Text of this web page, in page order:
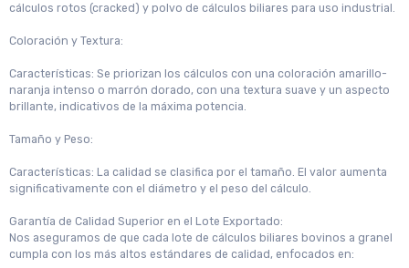
cálculos rotos (cracked) y polvo de cálculos biliares para uso industrial.
Coloración y Textura:
Características: Se priorizan los cálculos con una coloración amarillo-
naranja intenso o marrón dorado, con una textura suave y un aspecto
brillante, indicativos de la máxima potencia.
Tamaño y Peso:
Características: La calidad se clasifica por el tamaño. El valor aumenta
significativamente con el diámetro y el peso del cálculo.
Garantía de Calidad Superior en el Lote Exportado:
Nos aseguramos de que cada lote de cálculos biliares bovinos a granel
cumpla con los más altos estándares de calidad, enfocados en: